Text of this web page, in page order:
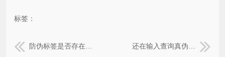
标签：
防伪标签是否存在被造假的现象，如何控制 还在输入查询真伪已经Out了，一扫便知